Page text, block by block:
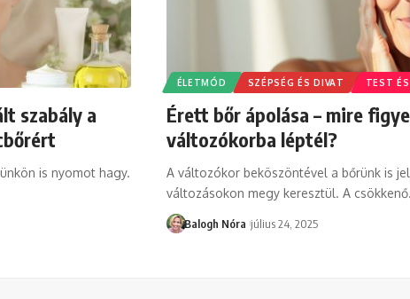
szabály a
is nyomot hagy.
ÉLETMÓD SZÉPSÉG ÉS DIVAT TEST ÉS
Érett bőr ápolása – mire
változókorba léptél?
A változókor beköszöntével a bőrünk is
változásokon megy keresztül. A csökkenő
Balogh Nóra július 24, 2025